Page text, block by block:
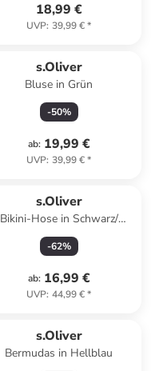
18,99 €
UVP: 39,99 €*
s.Oliver
Bluse in Grün
-50%
ab: 19,99 €
UVP: 39,99 €*
s.Oliver
Bikini-Hose in Schwarz/
Hellblau/ Koralle
-62%
ab: 16,99 €
UVP: 44,99 €*
s.Oliver
Bermudas in Hellblau